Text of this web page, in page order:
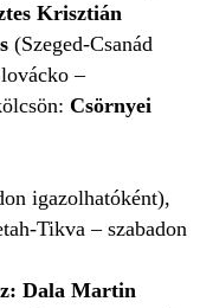
Krisztián
(Szeged-Csanád
–
Csörnyei
igazolhatóként),
Tikva – szabadon
Dala Martin